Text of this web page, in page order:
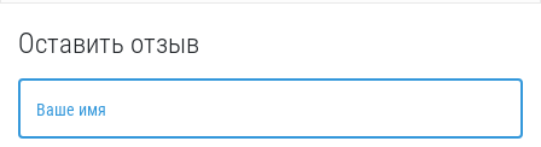
Оставить отзыв
Ваше имя